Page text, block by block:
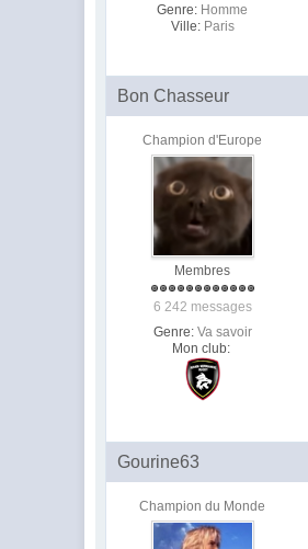
Genre: Homme
Ville: Paris
Bon Chasseur
Champion d'Europe
Membres
6 242 messages
Genre: Va savoir
Mon club:
Gourine63
Champion du Monde